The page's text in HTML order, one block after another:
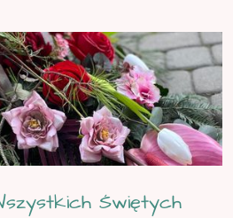
Świętych